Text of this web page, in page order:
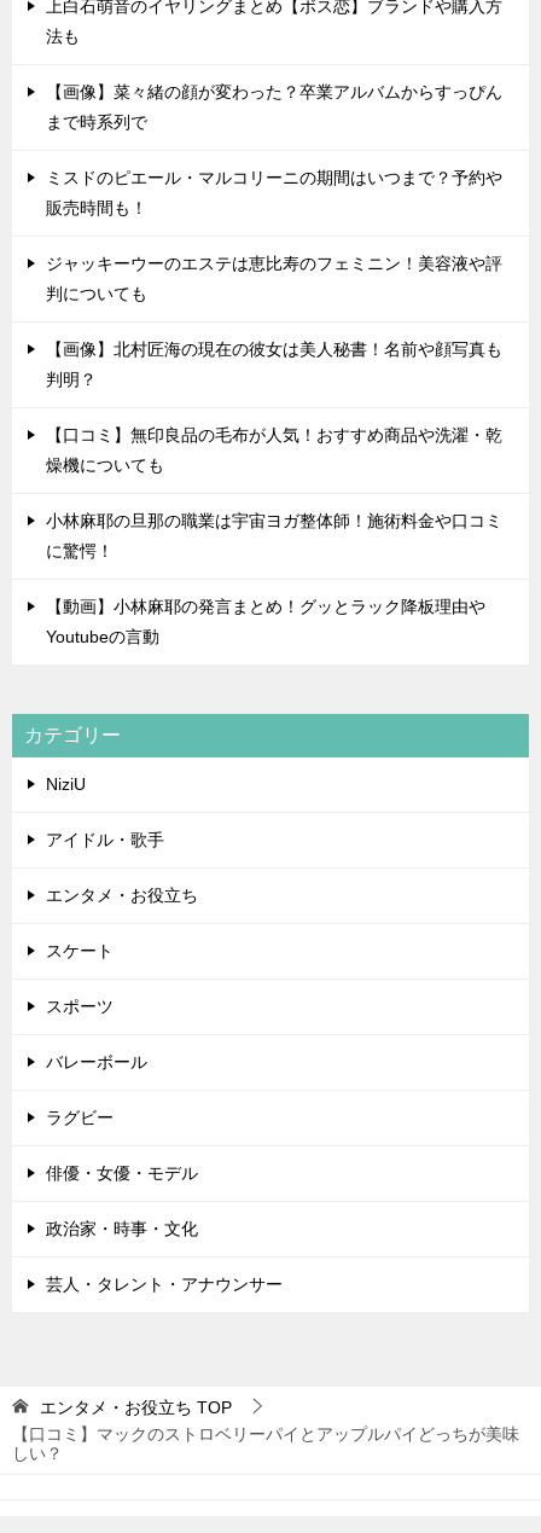
上白石萌音のイヤリングまとめ【ボス恋】ブランドや購入方
法も
【画像】菜々緒の顔が変わった？卒業アルバムからすっぴん
まで時系列で
ミスドのピエール・マルコリーニの期間はいつまで？予約や
販売時間も！
ジャッキーウーのエステは恵比寿のフェミニン！美容液や評
判についても
【画像】北村匠海の現在の彼女は美人秘書！名前や顔写真も
判明？
【口コミ】無印良品の毛布が人気！おすすめ商品や洗濯・乾
燥機についても
小林麻耶の旦那の職業は宇宙ヨガ整体師！施術料金や口コミ
に驚愕！
【動画】小林麻耶の発言まとめ！グッとラック降板理由や
Youtubeの言動
カテゴリー
NiziU
アイドル・歌手
エンタメ・お役立ち
スケート
スポーツ
バレーボール
ラグビー
俳優・女優・モデル
政治家・時事・文化
芸人・タレント・アナウンサー
エンタメ・お役立ち TOP
【口コミ】マックのストロベリーパイとアップルパイどっちが美味
しい？